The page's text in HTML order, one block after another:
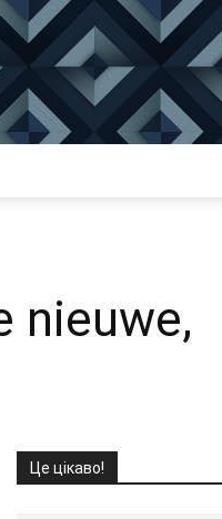
nieuwe,
Це цікаво!